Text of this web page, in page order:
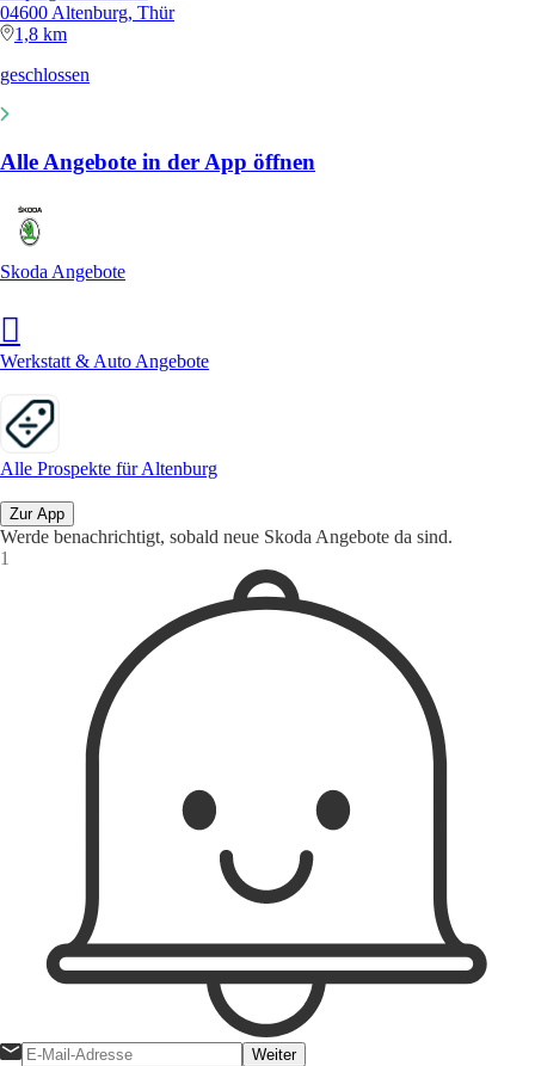
04600 Altenburg, Thür
1,8 km
geschlossen
Alle Angebote in der App öffnen
Skoda Angebote
Werkstatt & Auto Angebote
Alle Prospekte für Altenburg
Zur App
Werde benachrichtigt, sobald neue Skoda Angebote da sind.
Weiter